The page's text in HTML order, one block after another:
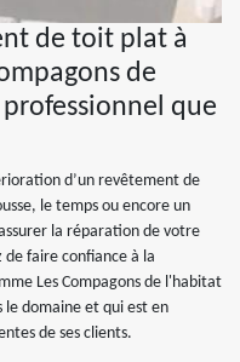
de toit plat à
de
que
d’un revêtement de
le temps ou encore un
la réparation de votre
faire confiance à la
Les Compagons de l'habitat
le domaine et qui est en
de ses clients.